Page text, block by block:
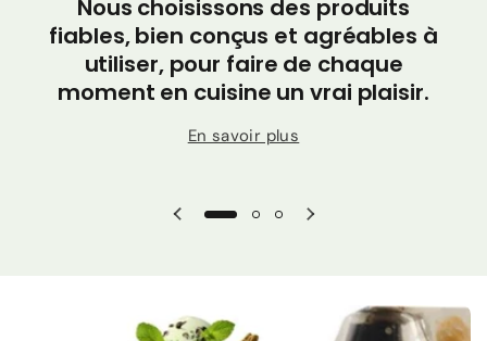
Nous choisissons des produits
fiables, bien conçus et agréables à
utiliser, pour faire de chaque
moment en cuisine un vrai plaisir.
En savoir plus